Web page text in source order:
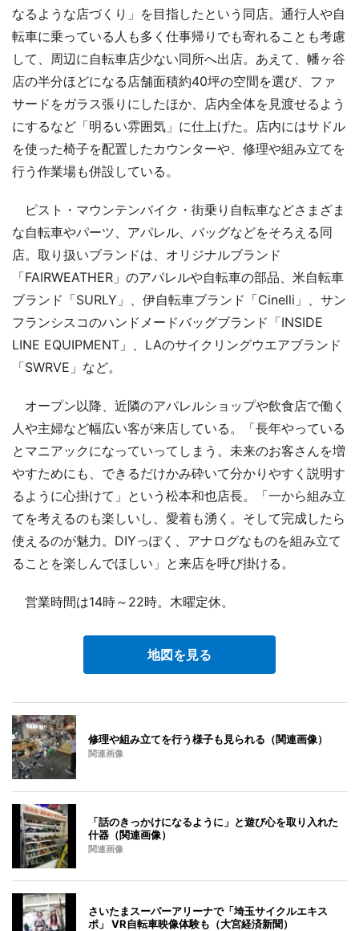
なるような店づくり」を目指したという同店。通行人や自
転車に乗っている人も多く仕事帰りでも寄れることも考慮
して、周辺に自転車店少ない同所へ出店。あえて、幡ヶ谷
店の半分ほどになる店舗面積約40坪の空間を選び、ファ
サードをガラス張りにしたほか、店内全体を見渡せるよう
にするなど「明るい雰囲気」に仕上げた。店内にはサドル
を使った椅子を配置したカウンターや、修理や組み立てを
行う作業場も併設している。
ピスト・マウンテンバイク・街乗り自転車などさまざま
な自転車やパーツ、アパレル、バッグなどをそろえる同
店。取り扱いブランドは、オリジナルブランド
「FAIRWEATHER」のアパレルや自転車の部品、米自転車
ブランド「SURLY」、伊自転車ブランド「Cinelli」、サン
フランシスコのハンドメードバッグブランド「INSIDE
LINE EQUIPMENT」、LAのサイクリングウエアブランド
「SWRVE」など。
オープン以降、近隣のアパレルショップや飲食店で働く
人や主婦など幅広い客が来店している。「長年やっている
とマニアックになっていってしまう。未来のお客さんを増
やすためにも、できるだけかみ砕いて分かりやすく説明す
るように心掛けて」という松本和也店長。「一から組み立
てを考えるのも楽しいし、愛着も湧く。そして完成したら
使えるのが魅力。DIYっぽく、アナログなものを組み立て
ることを楽しんでほしい」と来店を呼び掛ける。
営業時間は14時～22時。木曜定休。
地図を見る
修理や組み立てを行う様子も見られる（関連画像）
関連画像
「話のきっかけになるように」と遊び心を取り入れた
什器（関連画像）
関連画像
さいたまスーパーアリーナで「埼玉サイクルエキス
ポ」 VR自転車映像体験も（大宮経済新聞）